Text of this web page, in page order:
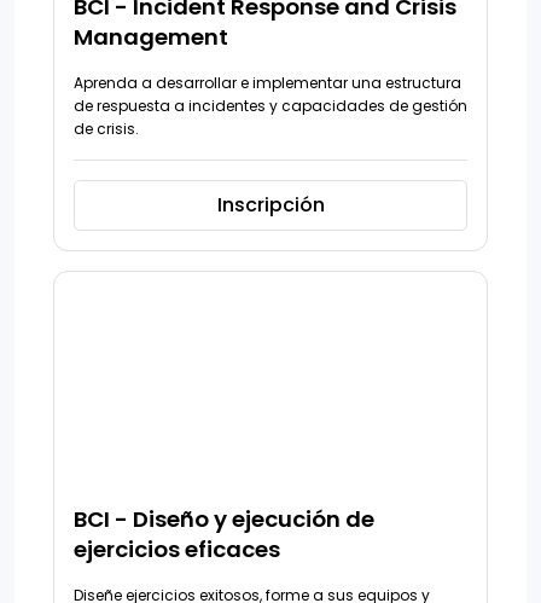
BCI - Incident Response and Crisis
Management
Aprenda a desarrollar e implementar una estructura
de respuesta a incidentes y capacidades de gestión
de crisis.
Inscripción
BCI - Diseño y ejecución de
ejercicios eficaces
Diseñe ejercicios exitosos, forme a sus equipos y